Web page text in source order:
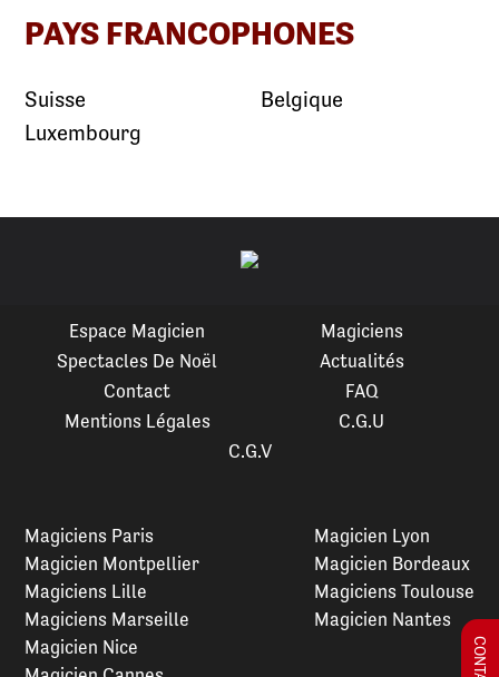
PAYS FRANCOPHONES
Suisse
Luxembourg
Belgique
Espace Magicien
Magiciens
Spectacles De Noël
Actualités
Contact
FAQ
Mentions Légales
C.G.U
C.G.V
Magiciens Paris
Magicien Montpellier
Magiciens Lille
Magiciens Marseille
Magicien Lyon
Magicien Bordeaux
Magiciens Toulouse
Magicien Nantes
Magicien Nice